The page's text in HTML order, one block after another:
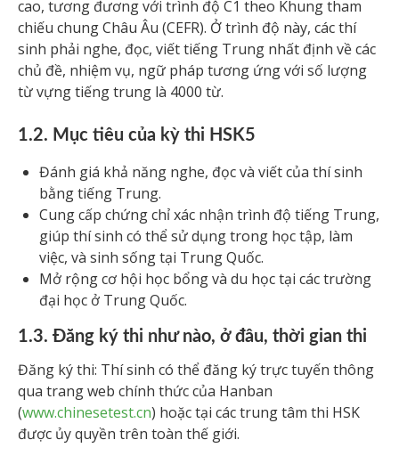
cao, tương đương với trình độ C1 theo Khung tham
chiếu chung Châu Âu (CEFR). Ở trình độ này, các thí
sinh phải nghe, đọc, viết tiếng Trung nhất định về các
chủ đề, nhiệm vụ, ngữ pháp tương ứng với số lượng
từ vựng tiếng trung là 4000 từ.
1.2. Mục tiêu của kỳ thi HSK5
Đánh giá khả năng nghe, đọc và viết của thí sinh
bằng tiếng Trung.
Cung cấp chứng chỉ xác nhận trình độ tiếng Trung,
giúp thí sinh có thể sử dụng trong học tập, làm
việc, và sinh sống tại Trung Quốc.
Mở rộng cơ hội học bổng và du học tại các trường
đại học ở Trung Quốc.
1.3. Đăng ký thi như nào, ở đâu, thời gian thi
Đăng ký thi: Thí sinh có thể đăng ký trực tuyến thông
qua trang web chính thức của Hanban
(www.chinesetest.cn) hoặc tại các trung tâm thi HSK
được ủy quyền trên toàn thế giới.